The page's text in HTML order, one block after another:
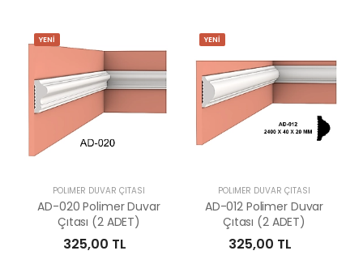
YENİ
POLİMER DUVAR ÇITASI
AD-020 Polimer Duvar
Çıtası (2 ADET)
325,00 TL
YENİ
POLİMER DUVAR ÇITASI
AD-012 Polimer Duvar
Çıtası (2 ADET)
325,00 TL